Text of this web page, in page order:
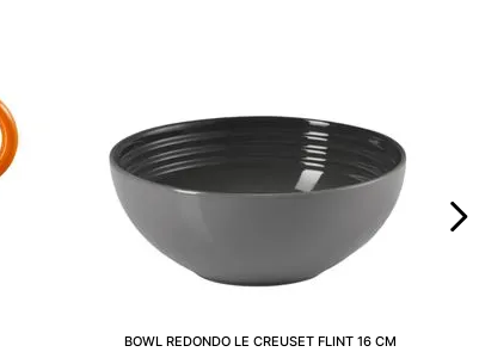
BOWL REDONDO LE CREUSET FLINT 16 CM